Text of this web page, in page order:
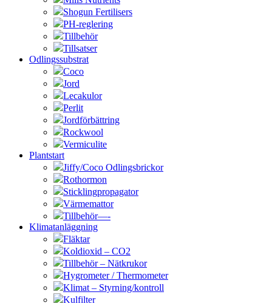
Shogun Fertilisers
PH-reglering
Tillbehör
Tillsatser
Odlingssubstrat
Coco
Jord
Lecakulor
Perlit
Jordförbättring
Rockwool
Vermiculite
Plantstart
Jiffy/Coco Odlingsbrickor
Rothormon
Sticklingpropagator
Värmemattor
Tillbehör—-
Klimatanläggning
Fläktar
Koldioxid – CO2
Tillbehör – Nätkrukor
Hygrometer / Thermometer
Klimat – Styrning/kontroll
Kulfilter